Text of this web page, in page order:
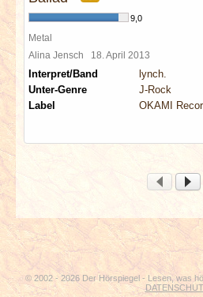
9,0
Metal
Alina Jensch 18. April 2013
Interpret/Band
lynch.
Unter-Genre
J-Rock
Label
OKAMI
© 2002 - 2026 Der Hörspiegel - Lesen, was